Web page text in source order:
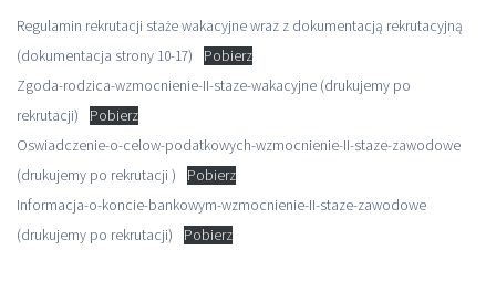
Regulamin rekrutacji staże wakacyjne wraz z dokumentacją rekrutacyjną
(dokumentacja strony 10-17)
Pobierz
Zgoda-rodzica-wzmocnienie-II-staze-wakacyjne (drukujemy po
rekrutacji)
Pobierz
Oswiadczenie-o-celow-podatkowych-wzmocnienie-II-staze-zawodowe
(drukujemy po rekrutacji )
Pobierz
Informacja-o-koncie-bankowym-wzmocnienie-II-staze-zawodowe
(drukujemy po rekrutacji)
Pobierz